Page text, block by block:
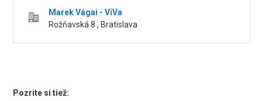
Marek Vágai - ViVa
Rožňavská 8 , Bratislava
Pozrite si tiež: